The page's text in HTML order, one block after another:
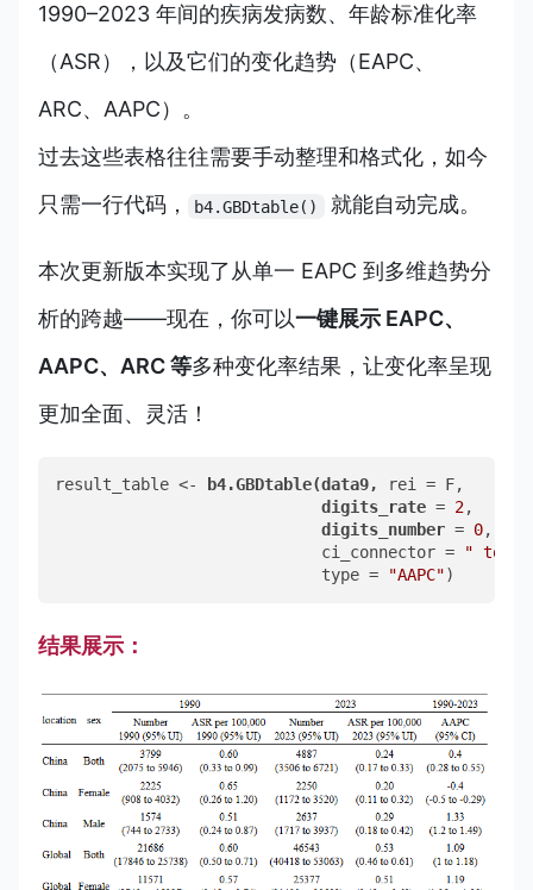
1990–2023 年间的疾病发病数、年龄标准化率
（ASR），以及它们的变化趋势（EAPC、
ARC、AAPC）。
过去这些表格往往需要手动整理和格式化，如今
只需一行代码，
b4.GBDtable() 就能自动完成。
本次更新版本实现了从单一 EAPC 到多维趋势分
析的跨越——现在，你可以一键展示 EAPC、
AAPC、ARC 等多种变化率结果，让变化率呈现
更加全面、灵活！
result_table <- b4.GBDtable(data9,
rei
digits_rate = 2
digits_number = 0
                            ci_connector =
" to "
                            type =
"AAPC")
结果展示：